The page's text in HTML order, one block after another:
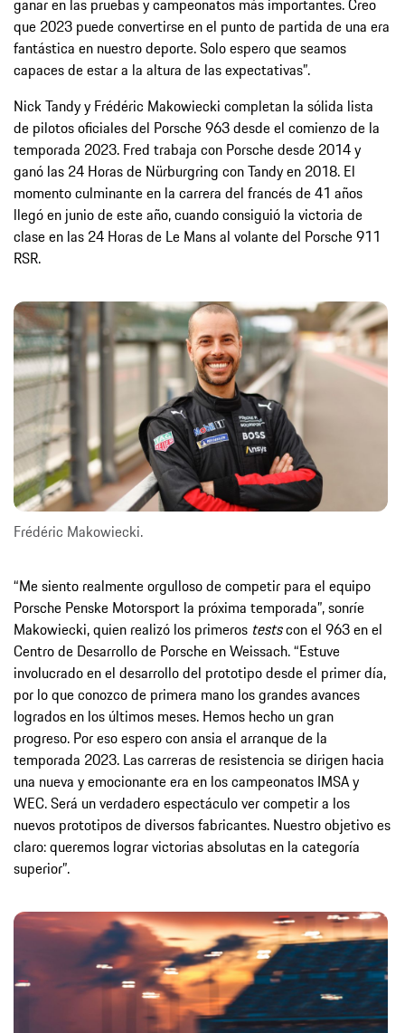
que 2023 puede convertirse en el punto de partida de una era
fantástica en nuestro deporte. Solo espero que seamos
capaces de estar a la altura de las expectativas”.
Nick Tandy y Frédéric Makowiecki completan la sólida lista
de pilotos oficiales del Porsche 963 desde el comienzo de la
temporada 2023. Fred trabaja con Porsche desde 2014 y
ganó las 24 Horas de Nürburgring con Tandy en 2018. El
momento culminante en la carrera del francés de 41 años
llegó en junio de este año, cuando consiguió la victoria de
clase en las 24 Horas de Le Mans al volante del Porsche 911
RSR.
Frédéric Makowiecki.
“Me siento realmente orgulloso de competir para el equipo
Porsche Penske Motorsport la próxima temporada”, sonríe
Makowiecki, quien realizó los primeros testscon el 963 en el
Centro de Desarrollo de Porsche en Weissach. “Estuve
involucrado en el desarrollo del prototipo desde el primer día,
por lo que conozco de primera mano los grandes avances
logrados en los últimos meses. Hemos hecho un gran
progreso. Por eso espero con ansia el arranque de la
temporada 2023. Las carreras de resistencia se dirigen hacia
una nueva y emocionante era en los campeonatos IMSA y
WEC. Será un verdadero espectáculo ver competir a los
nuevos prototipos de diversos fabricantes. Nuestro objetivo es
claro: queremos lograr victorias absolutas en la categoría
superior”.